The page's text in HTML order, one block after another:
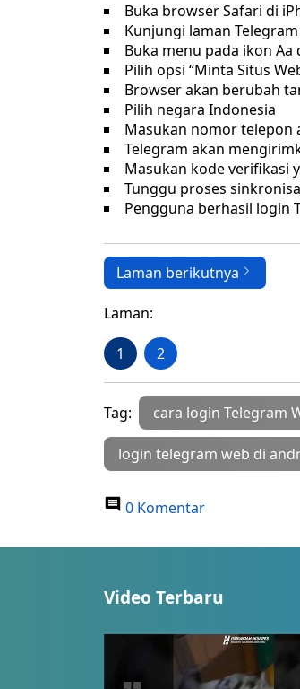
Buka browser Safari di
Kunjungi laman
Buka menu pada ikon
Pilih opsi “Minta Situs
Browser akan berubah
Pilih negara Indonesia
Masukan nomor telepon
Telegram akan
Masukan kode verifikasi
Tunggu proses
Pengguna berhasil login
Laman berikutnya
Laman:
1 2
Tag: cara login Telegram
login telegram web di
0 Komentar
Video Terbaru